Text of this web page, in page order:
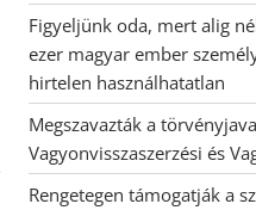
Figyeljünk oda, mert alig
ezer magyar ember
hirtelen használhatatlan
Megszavazták a
Vagyonvisszaszerzési és
Rengetegen támogatják a